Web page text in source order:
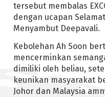
tersebut membalas
dengan ucapan
Menyambut Deepavali.
Kebolehan Ah Soon
mencerminkan
dimiliki oleh beliau,
keunikan masyarakat
Johor dan Malaysia